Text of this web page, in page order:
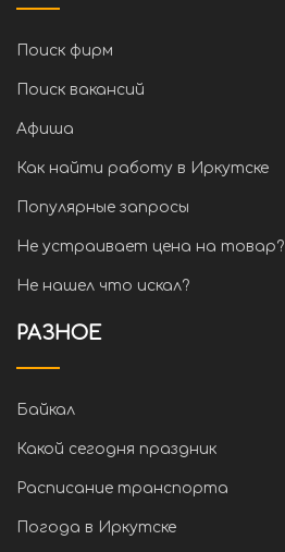
Поиск фирм
Поиск вакансий
Афиша
Как найти работу в Иркутске
Популярные запросы
Не устраивает цена на товар?
Не нашел что искал?
РАЗНОЕ
Байкал
Какой сегодня праздник
Расписание транспорта
Погода в Иркутске